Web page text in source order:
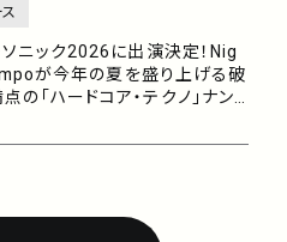
ニック2026に出演決定！Nig
が今年の夏を盛り上げる破
の「ハードコア・テクノ」ナン
信！